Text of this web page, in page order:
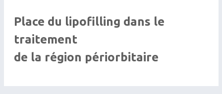
Place du lipofilling dans le
traitement
de la région périorbitaire